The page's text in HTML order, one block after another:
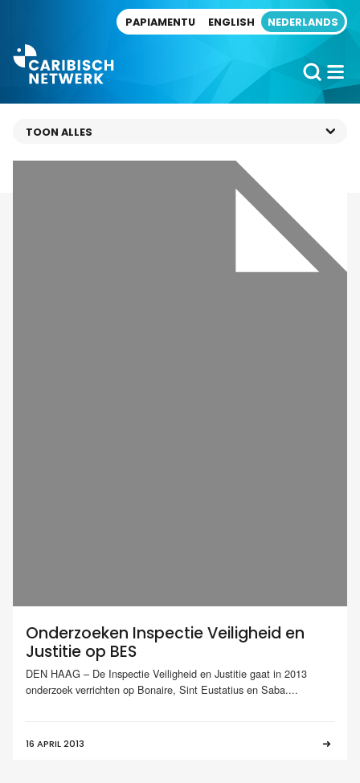
PAPIAMENTU ENGLISH NEDERLANDS
Onderzoeken Inspectie Veiligheid en
Justitie op BES
DEN HAAG – De Inspectie Veiligheid en Justitie gaat in 2013
onderzoek verrichten op Bonaire, Sint Eustatius en Saba....
16 APRIL 2013